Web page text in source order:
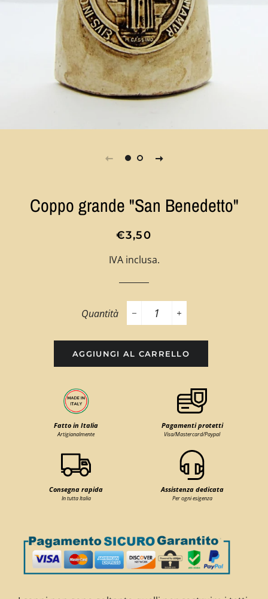
Coppo grande "San Benedetto"
Prezzo
listino
Prezzo
€3,50
IVA inclusa.
Quantità
−
+
AGGIUNGI AL CARRELLO
Fatto in Italia
Artigianalmente
Pagamenti protetti
Visa/Mastercard/Paypal
Consegna rapida
In tutta Italia
Assistenza dedicata
Per ogni esigenza